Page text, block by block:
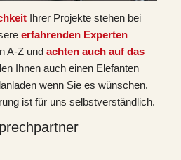
Ihrer Projekte stehen bei
erfahrenden Experten
A-Z und achten auch auf das
Ihnen auch einen Elefanten
wenn Sie es wünschen.
ist für uns selbstverständlich.